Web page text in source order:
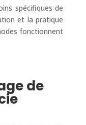
spécifiques de
et la pratique
fonctionnent
de